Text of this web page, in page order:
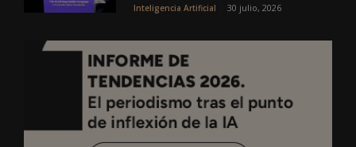
Inteligencia Artificial 30 julio, 2026